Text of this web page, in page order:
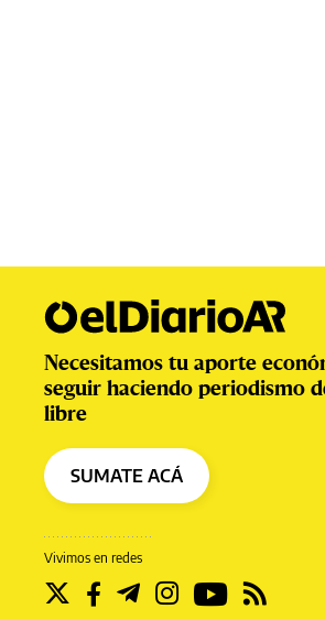
Vivimos en redes
Necesitamos tu aporte
seguir haciendo periodismo
libre
SUMATE ACÁ